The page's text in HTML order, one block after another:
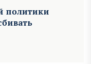
политики